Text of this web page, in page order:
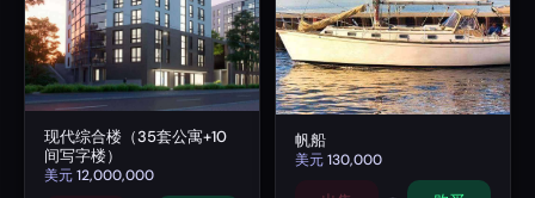
现代综合楼（35套公寓+10
间写字楼）
美元12,000,000
帆船
美元130,000